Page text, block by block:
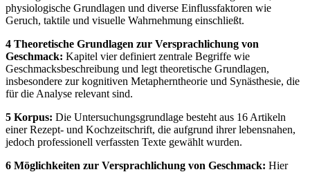
physiologische Grundlagen und diverse Einflussfaktoren wie
Geruch, taktile und visuelle Wahrnehmung einschließt.
4 Theoretische Grundlagen zur Versprachlichung von
Geschmack: Kapitel vier definiert zentrale Begriffe wie
Geschmacksbeschreibung und legt theoretische Grundlagen,
insbesondere zur kognitiven Metapherntheorie und Synästhesie, die
für die Analyse relevant sind.
5 Korpus: Die Untersuchungsgrundlage besteht aus 16 Artikeln
einer Rezept- und Kochzeitschrift, die aufgrund ihrer lebensnahen,
jedoch professionell verfassten Texte gewählt wurden.
6 Möglichkeiten zur Versprachlichung von Geschmack: Hier